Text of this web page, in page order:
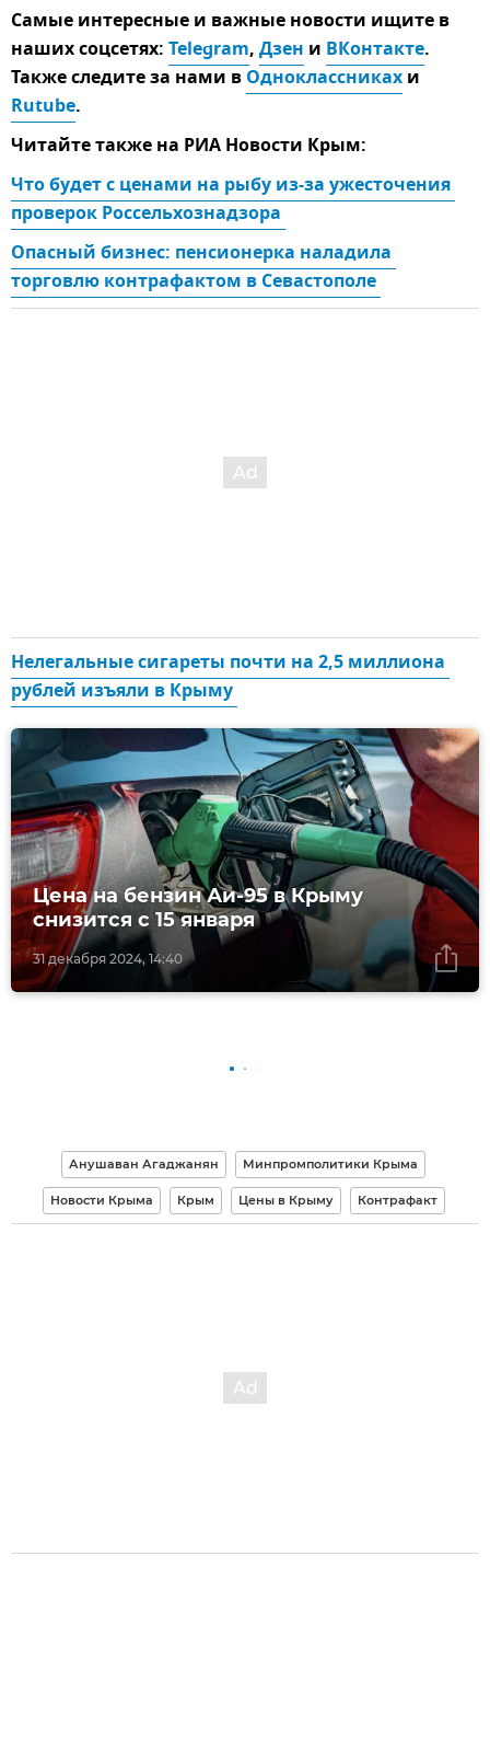
Самые интересные и важные новости ищите в
наших соцсетях:Telegram,Дзен и ВКонтакте.
Также следите за нами вОдноклассникахи
Rutube.
Читайте также на РИА Новости Крым:
Что будет с ценами на рыбу из-за ужесточения
проверок Россельхознадзора
Опасный бизнес: пенсионерка наладила
торговлю контрафактом в Севастополе
Нелегальные сигареты почти на 2,5 миллиона
рублей изъяли в Крыму
31 декабря 2024, 14:40
Цена на бензин Аи-95 в Крыму
снизится с 15 января
Анушаван Агаджанян Минпромполитики Крыма
Новости Крыма Крым Цены в Крыму Контрафакт